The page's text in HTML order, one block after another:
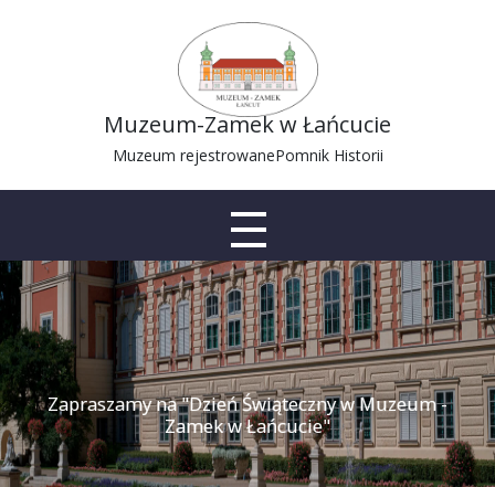
Muzeum-Zamek w Łańcucie
Muzeum rejestrowanePomnik Historii
Zapraszamy na "Dzień Świąteczny w Muzeum -
Zamek w Łańcucie"